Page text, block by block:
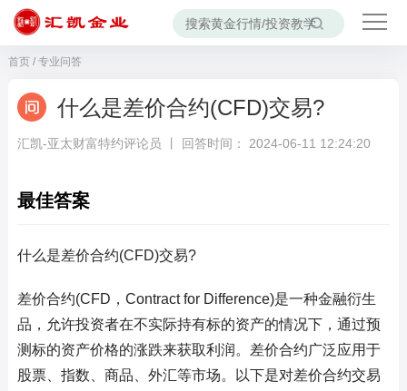
首页/ 专业问答
什么是差价合约(CFD)交易?
汇凯-亚太财富特约评论员 丨 回答时间： 2024-06-11 12:24:20
最佳答案
什么是差价合约(CFD)交易?
差价合约(CFD，Contract for Difference)是一种金融衍生
品，允许投资者在不实际持有标的资产的情况下，通过预
测标的资产价格的涨跌来获取利润。差价合约广泛应用于
股票、指数、商品、外汇等市场。以下是对差价合约交易